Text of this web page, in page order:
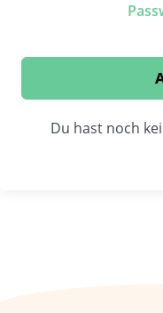
Du hast noch